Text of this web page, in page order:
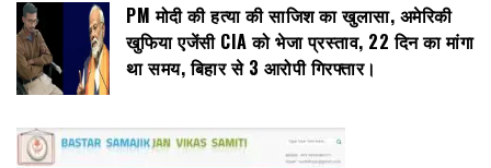
PM मोदी की हत्या की साजिश का खुलासा, अमेरिकी
खुफिया एजेंसी CIA को भेजा प्रस्ताव, 22 दिन का मांगा
था समय, बिहार से 3 आरोपी गिरफ्तार।